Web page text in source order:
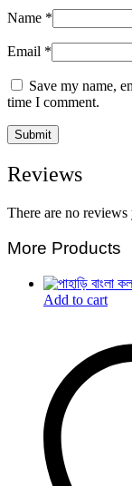
Name *
Email *
Save my name,
time I comment.
Reviews
There are no reviews
More Products
Add to cart